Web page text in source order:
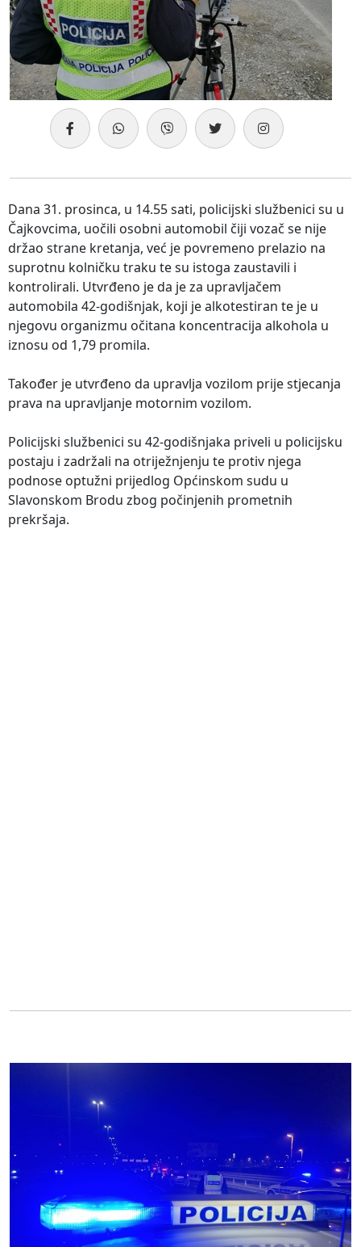
Dana 31. prosinca, u 14.55 sati, policijski službenici su u
Čajkovcima, uočili osobni automobil čiji vozač se nije
držao strane kretanja, već je povremeno prelazio na
suprotnu kolničku traku te su istoga zaustavili i
kontrolirali. Utvrđeno je da je za upravljačem
automobila 42-godišnjak, koji je alkotestiran te je u
njegovu organizmu očitana koncentracija alkohola u
iznosu od 1,79 promila.
Također je utvrđeno da upravlja vozilom prije stjecanja
prava na upravljanje motornim vozilom.
Policijski službenici su 42-godišnjaka priveli u policijsku
postaju i zadržali na otriježnjenju te protiv njega
podnose optužni prijedlog Općinskom sudu u
Slavonskom Brodu zbog počinjenih prometnih
prekršaja.